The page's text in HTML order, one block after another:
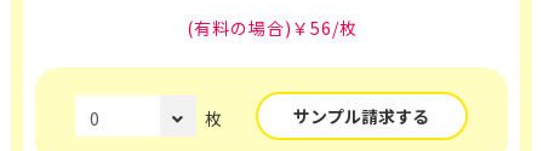
(有料の場合)￥56/枚
枚 サンプル請求する